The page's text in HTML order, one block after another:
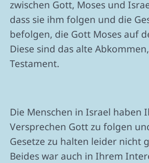
zwischen Gott, Moses und
dass sie ihm folgen und die
befolgen, die Gott Moses auf
Diese sind das alte
Testament.
Die Menschen in Israel haben
Versprechen Gott zu folgen
Gesetze zu halten leider nicht
Beides war auch in Ihrem